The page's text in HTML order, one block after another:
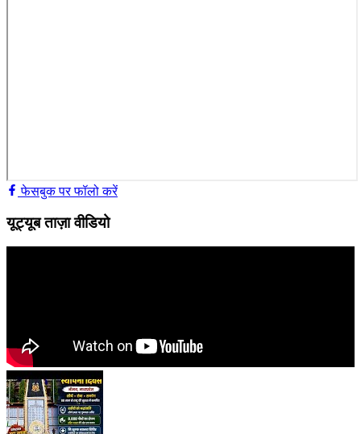
फेसबुक पर फॉलो करें
यूट्यूब ताज़ा वीडियो